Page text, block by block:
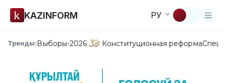
KAZINFORM РУ
Тренды:Выборы-2026 Конституционная реформа